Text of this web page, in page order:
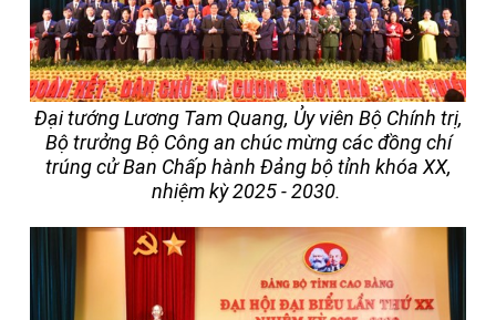
Đại tướng Lương Tam Quang, Ủy viên Bộ Chính trị,
Bộ trưởng Bộ Công an chúc mừng các đồng chí
trúng cử Ban Chấp hành Đảng bộ tỉnh khóa XX,
nhiệm kỳ 2025 - 2030.